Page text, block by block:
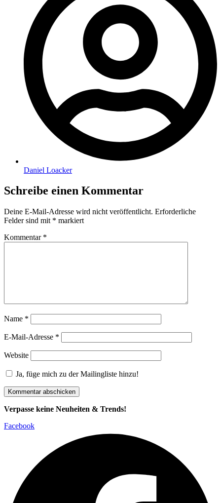
Daniel Loacker
Schreibe einen Kommentar
Deine E-Mail-Adresse wird nicht veröffentlicht. Erforderliche
Felder sind mit * markiert
Kommentar *
Name *
E-Mail-Adresse *
Website
Ja, füge mich zu der Mailingliste hinzu!
Verpasse keine Neuheiten & Trends!
Facebook